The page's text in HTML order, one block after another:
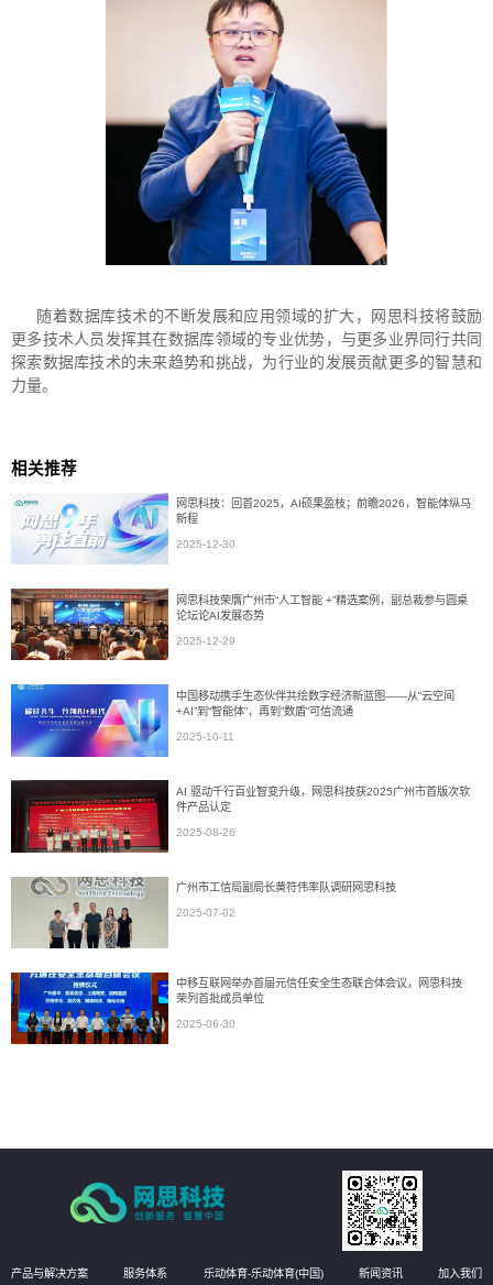
随着数据库技术的不断发展和应用领域的扩大，网思科技将鼓励
更多技术人员发挥其在数据库领域的专业优势，与更多业界同行共同
探索数据库技术的未来趋势和挑战，为行业的发展贡献更多的智慧和
力量。
相关推荐
网思科技：回首2025，AI硕果盈枝；前瞻2026，智能体纵马
新程
2025-12-30
网思科技荣膺广州市“人工智能 +”精选案例，副总裁参与圆桌
论坛论AI发展态势
2025-12-29
中国移动携手生态伙伴共绘数字经济新蓝图——从“云空间
+AI”到“智能体”，再到“数盾”可信流通
2025-10-11
AI 驱动千行百业智变升级，网思科技获2025广州市首版次软
件产品认定
2025-08-26
广州市工信局副局长黄符伟率队调研网思科技
2025-07-02
中移互联网举办首届元信任安全生态联合体会议，网思科技
荣列首批成员单位
2025-06-30
产品与解决方案 服务体系 乐动体育-乐动体育(中国) 新闻资讯 加入我们